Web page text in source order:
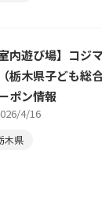
室内遊び場】コジ
栃木県子ども総
ポン情報
4/16
木県